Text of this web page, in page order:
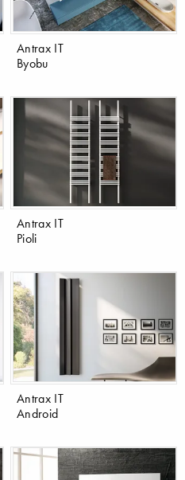
Antrax IT
Byobu
Antrax IT
Pioli
Antrax IT
Android